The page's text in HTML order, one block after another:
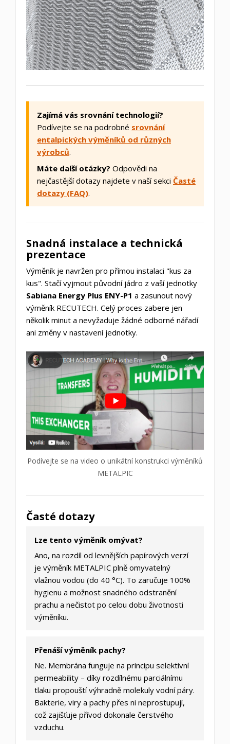
Zajímá vás srovnání technologií?
Podívejte se na podrobné srovnání
entalpických výměníků od různých
výrobců.
Máte další otázky? Odpovědi na
nejčastější dotazy najdete v naší sekci Časté
dotazy (FAQ).
Snadná instalace a technická
prezentace
Výměník je navržen pro přímou instalaci "kus za
kus". Stačí vyjmout původní jádro z vaší jednotky
Sabiana Energy Plus ENY-P1 a zasunout nový
výměník RECUTECH. Celý proces zabere jen
několik minut a nevyžaduje žádné odborné nářadí
ani změny v nastavení jednotky.
Podívejte se na video o unikátní konstrukci výměníků
METALPIC
Časté dotazy
Lze tento výměník omývat?
Ano, na rozdíl od levnějších papírových verzí
je výměník METALPIC plně omyvatelný
vlažnou vodou (do 40 °C). To zaručuje 100%
hygienu a možnost snadného odstranění
prachu a nečistot po celou dobu životnosti
výměníku.
Přenáší výměník pachy?
Ne. Membrána funguje na principu selektivní
permeability – díky rozdílnému parciálnímu
tlaku propouští výhradně molekuly vodní páry.
Bakterie, viry a pachy přes ni neprostupují,
což zajišťuje přívod dokonale čerstvého
vzduchu.